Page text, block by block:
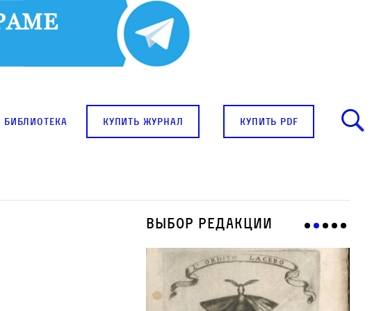
Библиотека купить журнал купить pdf
Выбор редакции